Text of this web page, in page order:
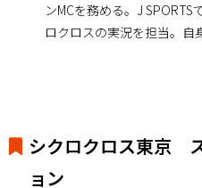
ンMCを務める。J
ロクロスの実況を担当。自
シクロクロス東京
ョン